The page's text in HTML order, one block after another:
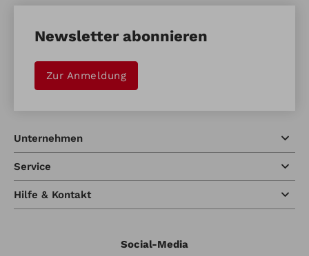
Newsletter abonnieren
Zur Anmeldung
Unternehmen
Service
Hilfe & Kontakt
Social-Media